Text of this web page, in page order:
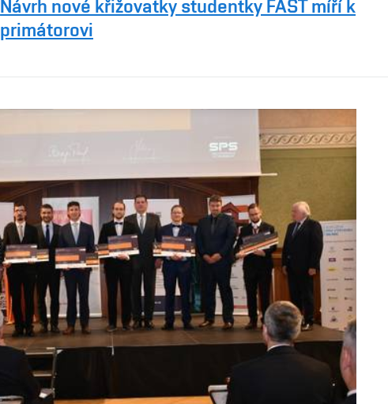
Návrh nové křižovatky studentky FAST míří k
primátorovi